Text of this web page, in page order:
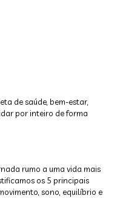
de saúde, bem-estar,
por inteiro de forma
rumo a uma vida mais
os 5 principais
sono, equilíbrio e